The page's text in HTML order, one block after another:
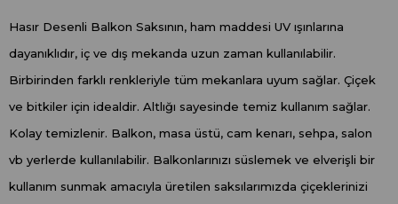
Hasır Desenli Balkon Saksının, ham maddesi UV ışınlarına
dayanıklıdır, iç ve dış mekanda uzun zaman kullanılabilir.
Birbirinden farklı renkleriyle tüm mekanlara uyum sağlar. Çiçek
ve bitkiler için idealdir. Altlığı sayesinde temiz kullanım sağlar.
Kolay temizlenir. Balkon, masa üstü, cam kenarı, sehpa, salon
vb yerlerde kullanılabilir. Balkonlarınızı süslemek ve elverişli bir
kullanım sunmak amacıyla üretilen saksılarımızda çiçeklerinizi